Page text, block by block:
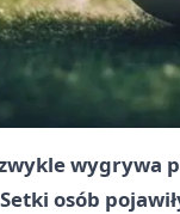
wygrywa
osób